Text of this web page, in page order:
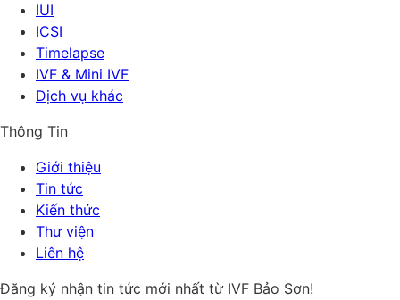
IUI
ICSI
Timelapse
IVF & Mini IVF
Dịch vụ khác
Thông Tin
Giới thiệu
Tin tức
Kiến thức
Thư viện
Liên hệ
Đăng ký nhận tin tức mới nhất từ IVF Bảo Sơn!